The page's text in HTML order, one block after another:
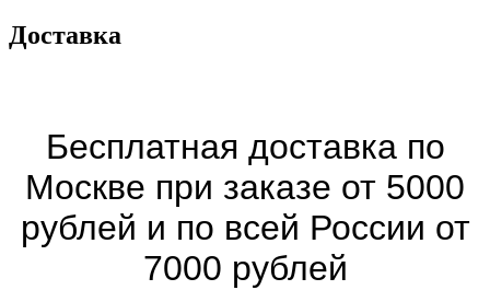
Доставка
Бесплатная доставка по
Москве при заказе от 5000
рублей и по всей России от
7000 рублей